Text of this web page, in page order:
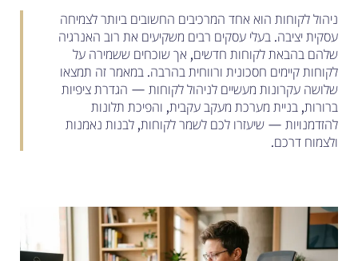
ניהול לקוחות הוא אחד המרכיבים החשובים ביותר לצמיחה
עסקית יציבה. בעלי עסקים רבים משקיעים את רוב האנרגיה
שלהם בהבאת לקוחות חדשים, אך שוכחים ששמירה על
לקוחות קיימים חסכונית ורווחית בהרבה. במאמר זה תמצאו
שלושה עקרונות מעשיים לניהול לקוחות — הגדרת ציפיות
ברורות, בניית מערכת מעקב עקבית, והפיכת תלונות
להזדמנויות — שיעזרו לכם לשמר לקוחות, לבנות נאמנות
ולצמוח דרכם.